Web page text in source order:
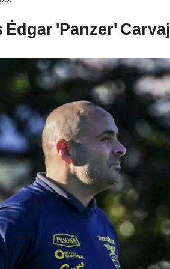
Édgar 'Panzer'